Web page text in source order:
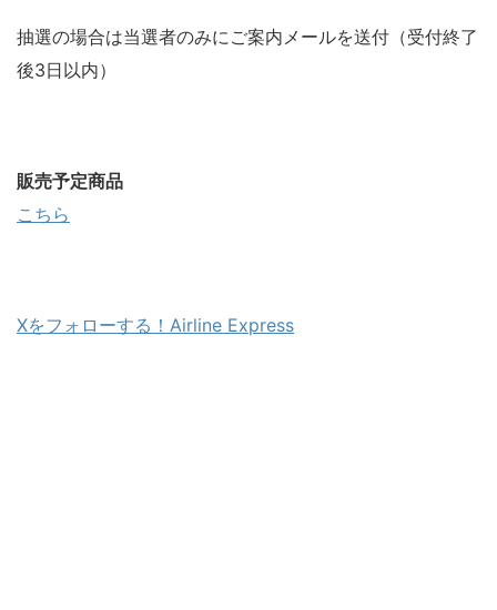
抽選の場合は当選者のみにご案内メールを送付（受付終了
後3日以内）
販売予定商品
こちら
Xをフォローする！Airline Express